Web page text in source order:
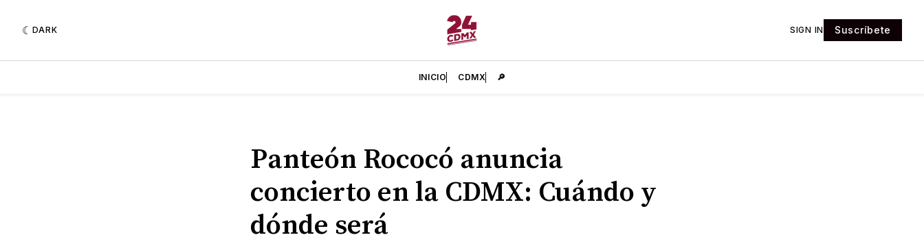
DARK SIGN IN Suscríbete
INICIO CDMX 🔎
Panteón Rococó anuncia
concierto en la CDMX: Cuándo y
dónde será